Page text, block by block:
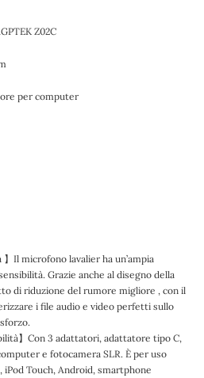
Z02C
per computer
Il microfono lavalier ha un’ampia
Grazie anche al disegno della
di riduzione del rumore migliore , con il
i file audio e video perfetti sullo
】Con 3 adattatori, adattatore tipo C,
e fotocamera SLR. È per uso
iPod Touch, Android, smartphone